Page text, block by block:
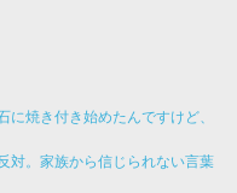
焼き付き始めたんですけど、
対。家族から信じられない言葉